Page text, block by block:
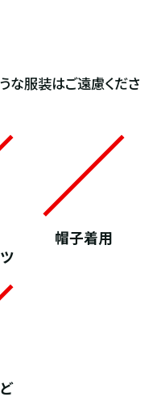
な服装はご遠慮くださ
帽子着用